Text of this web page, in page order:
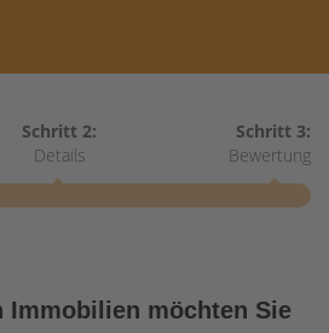
Schritt 2:
Details
Schritt 3:
Bewertung
Immobilien möchten Sie